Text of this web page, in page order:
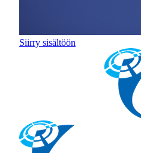
Siirry sisältöön